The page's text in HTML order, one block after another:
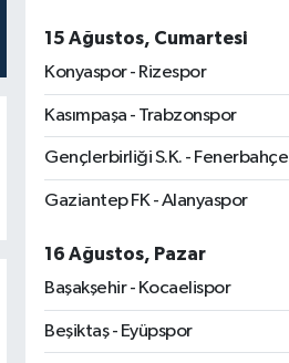
15 Ağustos, Cumartesi
Konyaspor - Rizespor
Kasımpaşa - Trabzonspor
Gençlerbirliği S.K. - Fenerbahçe
Gaziantep FK - Alanyaspor
16 Ağustos, Pazar
Başakşehir - Kocaelispor
Beşiktaş - Eyüpspor